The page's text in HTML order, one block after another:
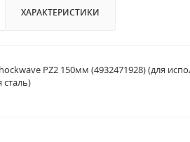
ХАРАКТЕРИСТИКИ
PZ2 150мм (4932471928) (для
сталь)